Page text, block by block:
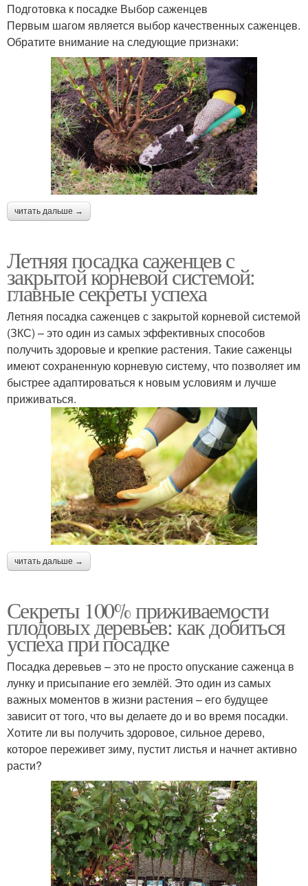
Подготовка к посадке Выбор саженцев
Первым шагом является выбор качественных саженцев.
Обратите внимание на следующие признаки:
читать дальше →
Летняя посадка саженцев с
закрытой корневой системой:
главные секреты успеха
Летняя посадка саженцев с закрытой корневой системой
(ЗКС) – это один из самых эффективных способов
получить здоровые и крепкие растения. Такие саженцы
имеют сохраненную корневую систему, что позволяет им
быстрее адаптироваться к новым условиям и лучше
приживаться.
читать дальше →
Секреты 100% приживаемости
плодовых деревьев: как добиться
успеха при посадке
Посадка деревьев – это не просто опускание саженца в
лунку и присыпание его землёй. Это один из самых
важных моментов в жизни растения – его будущее
зависит от того, что вы делаете до и во время посадки.
Хотите ли вы получить здоровое, сильное дерево,
которое переживет зиму, пустит листья и начнет активно
расти?